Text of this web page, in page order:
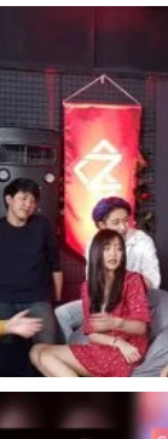
ความแม่นยำ
Thailand” สาม
TV ผลิตโด
จีเอ็มเอ็ม แกรมมี่
Format
ถด้านการแข่งขัน
แข่งขันทุกคนไว้ใน
ชา, ท็อป ณภัทร,
Sport “นิว ปัณธิ